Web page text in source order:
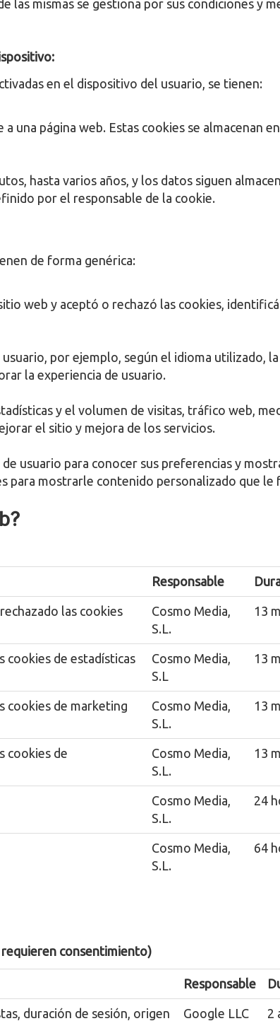
las mismas se gestiona por sus condiciones y
en el dispositivo del usuario, se tienen:
una página web. Estas cookies se almacenan
hasta varios años, y los datos siguen
por el responsable de la cookie.
de forma genérica:
web y aceptó o rechazó las cookies,
por ejemplo, según el idioma utilizado,
la experiencia de usuario.
y el volumen de visitas, tráfico web,
el sitio y mejora de los servicios.
usuario para conocer sus preferencias y
para mostrarle contenido personalizado que
Responsable
las cookies
Cosmo Media,
S.L.
13
cookies de estadísticas
Cosmo Media,
S.L
13
cookies de marketing
Cosmo Media,
S.L.
13
cookies de
Cosmo Media,
S.L.
13
Cosmo Media,
S.L.
24
Cosmo Media,
S.L.
64
requieren consentimiento)
Responsable
duración de sesión, origen
Google LLC 2